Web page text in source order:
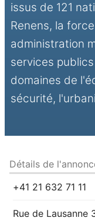
issus de 121
Renens, la
administration
services
domaines de
sécurité,
Détails de
+41 21 632 71 11
Rue de Lausanne